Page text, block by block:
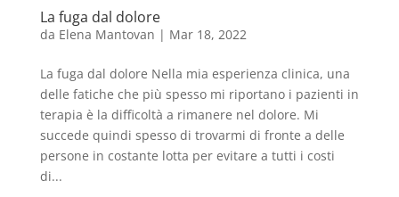
La fuga dal dolore
da Elena Mantovan | Mar 18, 2022
La fuga dal dolore Nella mia esperienza clinica, una
delle fatiche che più spesso mi riportano i pazienti in
terapia è la difficoltà a rimanere nel dolore. Mi
succede quindi spesso di trovarmi di fronte a delle
persone in costante lotta per evitare a tutti i costi
di...